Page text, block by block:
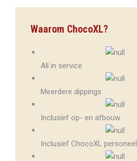
Waarom ChocoXL?
All in service
Meerdere dippings
Inclusief op- en afbouw
Inclusief ChocoXL personeel